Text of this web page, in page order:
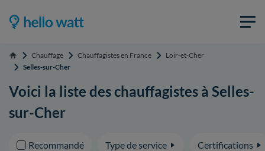
Accueil Chauffage Chauffagistes en France
Loir-et-Cher
Selles-sur-Cher
Voici la liste des chauffagistes à Selles-
sur-Cher
Recommandé Type de service Certifications